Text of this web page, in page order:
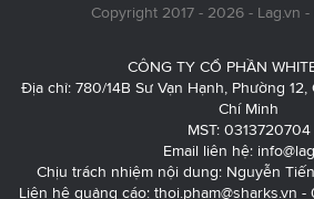
Copyright 2017 - 2026 - Lag.vn -
CÔNG TY CỔ PHẦN
Địa chỉ: 780/14B Sư Vạn Hạnh, Phường
Chí Minh
MST: 0313720704
Email liên hệ:
Chịu trách nhiệm nội dung: Nguyễn
Liên hệ quảng cáo: thoi.pham@sharks.vn -